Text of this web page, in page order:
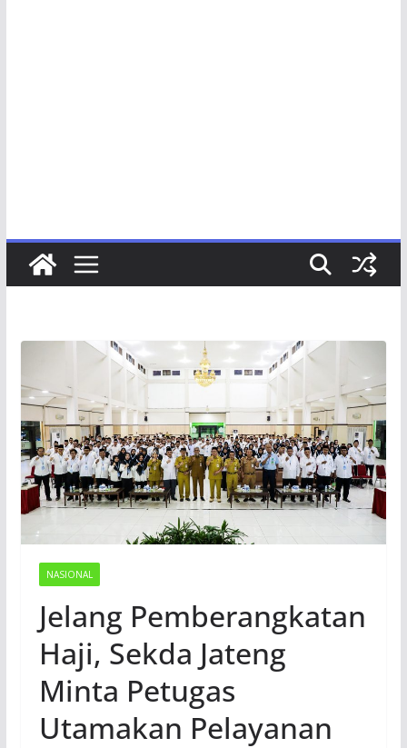
NASIONAL
Jelang Pemberangkatan
Haji, Sekda Jateng
Minta Petugas
Utamakan Pelayanan